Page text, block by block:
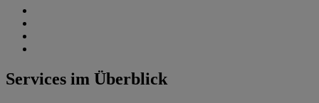
Services im Überblick